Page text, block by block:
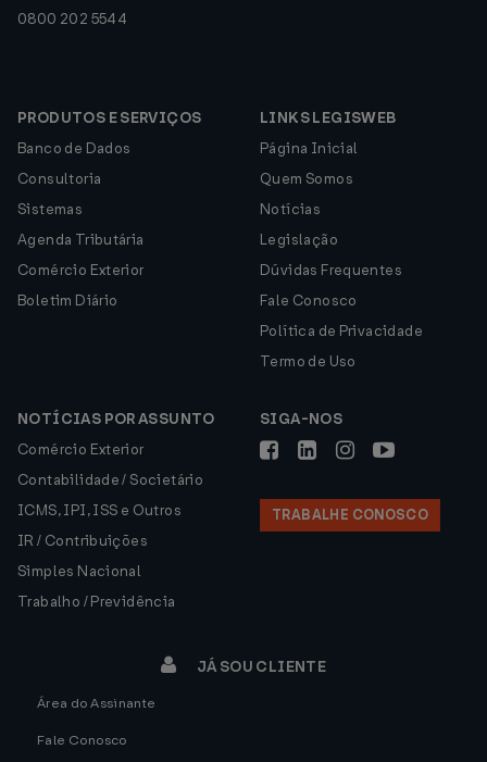
0800 202 5544
PRODUTOS E SERVIÇOS
Banco de Dados
Consultoria
Sistemas
Agenda Tributária
Comércio Exterior
Boletim Diário
LINKS LEGISWEB
Página Inicial
Quem Somos
Notícias
Legislação
Dúvidas Frequentes
Fale Conosco
Política de Privacidade
Termo de Uso
NOTÍCIAS POR ASSUNTO
Comércio Exterior
Contabilidade / Societário
ICMS, IPI, ISS e Outros
IR / Contribuições
Simples Nacional
Trabalho / Previdência
SIGA-NOS
TRABALHE CONOSCO
JÁ SOU CLIENTE
Área do Assinante
Fale Conosco